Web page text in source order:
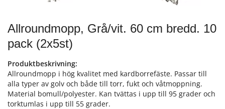
Allroundmopp, Grå/vit. 60 cm bredd. 10
pack (2x5st)
Produktbeskrivning:
Allroundmopp i hög kvalitet med kardborrefäste. Passar till
alla typer av golv och både till torr, fukt och våtmoppning.
Material bomull/polyester. Kan tvättas i upp till 95 grader och
torktumlas i upp till 55 grader.